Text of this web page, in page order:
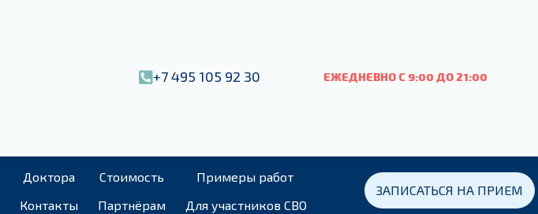
+7 495 105 92 30 ЕЖЕДНЕВНО С 9:00 ДО 21:00
Доктора Стоимость
Примеры работ
Контакты Партнёрам Для участников СВО
ЗАПИСАТЬСЯ НА ПРИЕМ